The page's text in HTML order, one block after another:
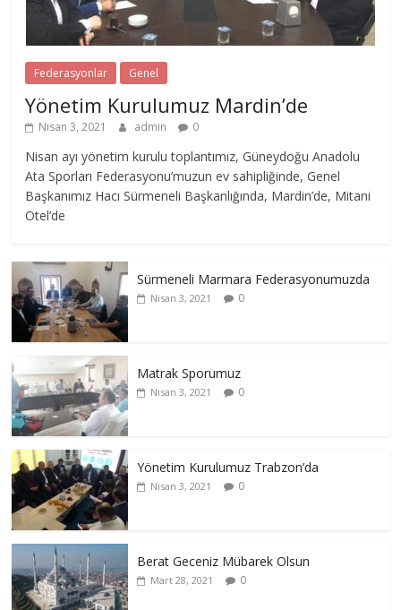
Federasyonlar Genel
Yönetim Kurulumuz Mardin’de
Nisan 3, 2021 admin 0
Nisan ayı yönetim kurulu toplantımız, Güneydoğu Anadolu
Ata Sporları Federasyonu’muzun ev sahipliğinde, Genel
Başkanımız Hacı Sürmeneli Başkanlığında, Mardin’de, Mitani
Otel’de
Sürmeneli Marmara Federasyonumuzda
Nisan 3, 2021 0
Matrak Sporumuz
Nisan 3, 2021 0
Yönetim Kurulumuz Trabzon’da
Nisan 3, 2021 0
Berat Geceniz Mübarek Olsun
Mart 28, 2021 0